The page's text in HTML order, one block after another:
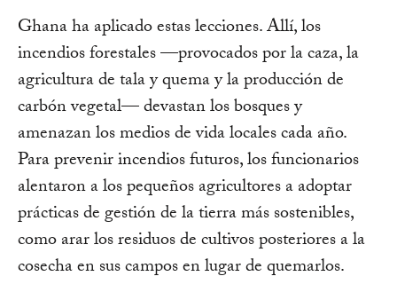
Ghana ha aplicado estas lecciones. Allí, los
incendios forestales —provocados por la caza, la
agricultura de tala y quema y la producción de
carbón vegetal— devastan los bosques y
amenazan los medios de vida locales cada año.
Para prevenir incendios futuros, los funcionarios
alentaron a los pequeños agricultores a adoptar
prácticas de gestión de la tierra más sostenibles,
como arar los residuos de cultivos posteriores a la
cosecha en sus campos en lugar de quemarlos.